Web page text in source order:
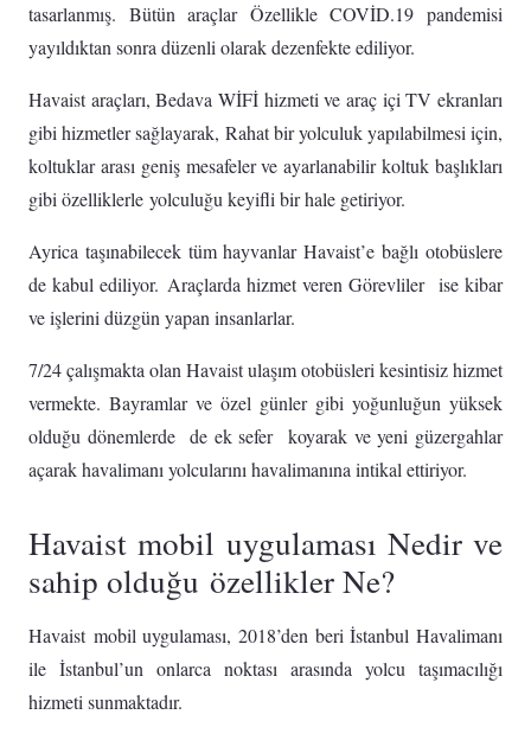
tasarlanmış. Bütün araçlar Özellikle COVİD.19 pandemisi
yayıldıktan sonra düzenli olarak dezenfekte ediliyor.
Havaist araçları, Bedava WİFİ hizmeti ve araç içi TV ekranları
gibi hizmetler sağlayarak, Rahat bir yolculuk yapılabilmesi için,
koltuklar arası geniş mesafeler ve ayarlanabilir koltuk başlıkları
gibi özelliklerle yolculuğu keyifli bir hale getiriyor.
Ayrica taşınabilecek tüm hayvanlar Havaist’e bağlı otobüslere
de kabul ediliyor. Araçlarda hizmet veren Görevliler ise kibar
ve işlerini düzgün yapan insanlarlar.
7/24 çalışmakta olan Havaist ulaşım otobüsleri kesintisiz hizmet
vermekte. Bayramlar ve özel günler gibi yoğunluğun yüksek
olduğu dönemlerde de ek sefer koyarak ve yeni güzergahlar
açarak havalimanı yolcularını havalimanına intikal ettiriyor.
Havaist mobil uygulaması Nedir ve
sahip olduğu özellikler Ne?
Havaist mobil uygulaması, 2018’den beri İstanbul Havalimanı
ile İstanbul’un onlarca noktası arasında yolcu taşımacılığı
hizmeti sunmaktadır.